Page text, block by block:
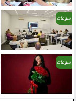
منوعات
منوعات